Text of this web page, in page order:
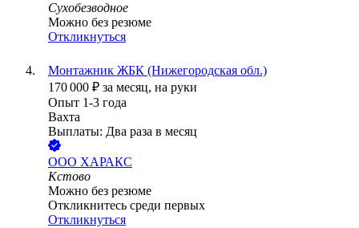
Сухобезводное
Можно без резюме
Откликнуться
Монтажник ЖБК (Нижегородская обл.)
170 000 ₽ за месяц, на руки
Опыт 1-3 года
Вахта
Выплаты: Два раза в месяц
ООО ХАРАКС
Кстово
Можно без резюме
Откликнитесь среди первых
Откликнуться